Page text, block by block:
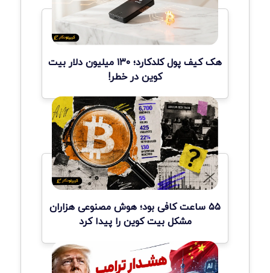
هک کیف پول کلدکارد؛ ۱۳۰ میلیون دلار بیت
کوین در خطر!
۵۵ ساعت کافی بود؛ هوش مصنوعی هزاران
مشکل بیت کوین را پیدا کرد